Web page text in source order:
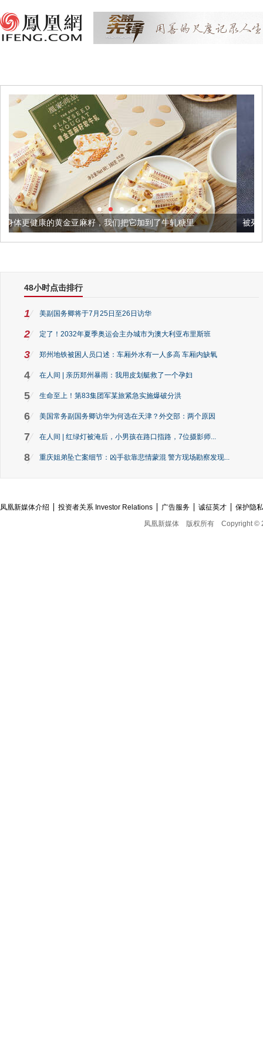
籽，我们把它加到了牛轧糖里 被列入佛家七宝的它到底
48小时点击排行
1 美副国务卿将于7月25日至26日访华
2 定了！2032年夏季奥运会主办城市为澳大利亚布里斯班
3 郑州地铁被困人员口述：车厢外水有一人多高 车厢内缺氧
4 在人间 | 亲历郑州暴雨：我用皮划艇救了一个孕妇
5 生命至上！第83集团军某旅紧急实施爆破分洪
6 美国常务副国务卿访华为何选在天津？外交部：两个原因
7 在人间 | 红绿灯被淹后，小男孩在路口指路，7位摄影师...
8 重庆姐弟坠亡案细节：凶手欲靠悲情蒙混 警方现场勘察发现...
凤凰新媒体介绍 投资者关系 Investor Relations 广告服务 诚征英才
保护隐
凤凰新媒体
版权所有 Copyright ©